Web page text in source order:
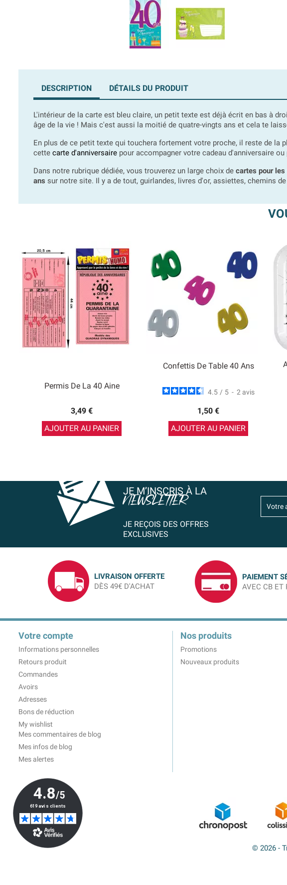
DESCRIPTION DÉTAILS DU PRODUIT
L'intérieur de la carte est bleu claire, un petit texte est déjà écrit en bas à
âge de la vie ! Mais c'est aussi la moitié de quatre-vingts ans et cela te
En plus de ce petit texte qui touchera fortement votre proche, il reste de la
cette carte d'anniversaire pour accompagner votre cadeau d'anniversaire
Dans notre rubrique dédiée, vous trouverez un large choix de cartes pour
ans sur notre site. Il y a de tout, guirlandes, livres d'or, assiettes, chemins
Permis De La 40 Aine
3,49 €
AJOUTER AU PANIER
Confettis De Table 40 Ans
4.5 / 5 - 2 avis
1,50 €
AJOUTER AU PANIER
JE M’INSCRIS À LA
NEWSLETTER
JE REÇOIS DES OFFRES
EXCLUSIVES
LIVRAISON OFFERTE
DÈS 49€ D'ACHAT
PAIEMENT
AVEC CB ET
Votre compte
Informations personnelles
Retours produit
Commandes
Avoirs
Adresses
Bons de réduction
My wishlist
Mes commentaires de blog
Mes infos de blog
Mes alertes
Nos produits
Promotions
Nouveaux produits
© 2026 -